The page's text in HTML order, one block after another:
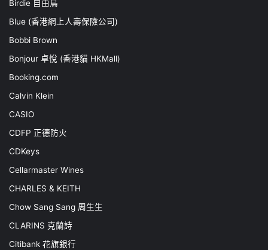
Birdie 自由鳥
Blue (香港網上人壽保險公司)
Bobbi Brown
Bonjour 卓悅 (香港貓 HKMall)
Booking.com
Calvin Klein
CASIO
CDFP 正德防火
CDKeys
Cellarmaster Wines
CHARLES & KEITH
Chow Sang Sang 周生生
CLARINS 克蘭詩
Citibank 花旗銀行